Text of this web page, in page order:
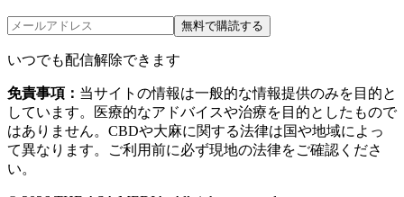
無料で購読する
いつでも配信解除できます
免責事項： 当サイトの情報は一般的な情報提供のみを目的と
しています。医療的なアドバイスや治療を目的としたもので
はありません。CBDや大麻に関する法律は国や地域によっ
て異なります。ご利用前に必ず現地の法律をご確認くださ
い。